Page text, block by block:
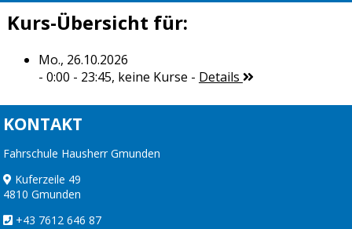
Kurs-Übersicht für:
Mo., 26.10.2026
- 0:00 - 23:45, keine Kurse - Details
KONTAKT
Fahrschule Hausherr Gmunden
Kuferzeile 49
4810 Gmunden
+43 7612 646 87